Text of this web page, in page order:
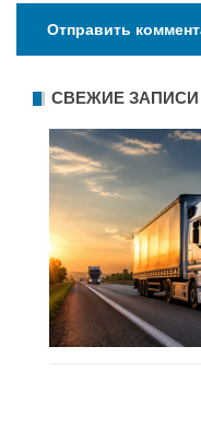
СВЕЖИЕ ЗАПИСИ